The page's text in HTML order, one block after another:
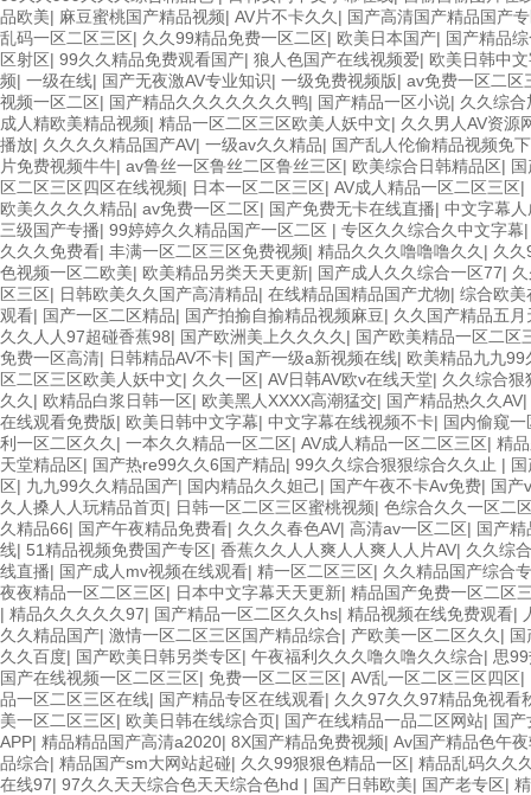
品欧美| 麻豆蜜桃国产精品视频| AV片不卡久久 | 国产高清国产精品国产
乱码一区二区三区| 久久99精品免费一区二区| 欧美日本国产| 国产精品
区射区| 99久久精品免费观看国产| 狼人色国产在线视频爱| 欧美日韩中
频| 一级在线| 国产无夜激AV专业知识| 一级免费视频版| av免费一区二区
视频一区二区| 国产精品久久久久久久久鸭| 国产精品一区小说| 久久综
成人精欧美精品视频| 精品一区二区三区欧美人妖中文| 久久男人AV资源
播放| 久久久久精品国产AV| 一级av久久精品| 国产乱人伦偷精品视频免
片免费视频牛牛| av鲁丝一区鲁丝二区鲁丝三区| 欧美综合日韩精品区|
区二区三区四区在线视频| 日本一区二区三区| AV成人精品一区二区三区|
欧美久久久久精品| av免费一区二区| 国产免费无卡在线直播| 中文字幕人
三级国产专播| 99婷婷久久精品国产一区二区 | 专区久久综合久中文字幕
久久久免费看| 丰满一区二区三区免费视频| 精品久久久噜噜噜久久 | 久久
色视频一区二欧美| 欧美精品另类天天更新| 国产成人久久综合一区77|
区三区| 日韩欧美久久国产高清精品| 在线精品国精品国产尤物| 综合欧美
观看| 国产一区二区精品| 国产拍揄自揄精品视频麻豆| 久久国产精品五月
久久人人97超碰香蕉98| 国产欧洲美上久久久久 | 国产欧美精品一区二区
免费一区高清| 日韩精品AV不卡| 国产一级a新视频在线| 欧美精品九九
区二区三区欧美人妖中文| 久久一区| AV日韩AV欧v在线天堂| 久久综合狠
久久 | 欧精品白浆日韩一区| 欧美黑人XXXX高潮猛交| 国产精品热久久AV|
在线观看免费版| 欧美日韩中文字幕| 中文字幕在线视频不卡| 国内偷窥
利一区二区久久 | 一本久久精品一区二区| AV成人精品一区二区三区| 精
天堂精品区| 国产热re99久久6国产精品| 99久久综合狠狠综合久久止 |
区| 九九99久久精品国产| 国内精品久久妲己| 国产午夜不卡Av免费| 国产
久人搡人人玩精品首页| 日韩一区二区三区蜜桃视频| 色综合久久一区二
久精品66| 国产午夜精品免费看| 久久久春色AV| 高清av一区二区| 国产
线| 51精品视频免费国产专区| 香蕉久久人人爽人人爽人人片AV| 久久综
线直播| 国产成人mv视频在线观看| 精一区二区三区| 久久精品国产综合
夜夜精品一区二区三区| 日本中文字幕天天更新| 精品国产免费一区二区
| 精品久久久久久97| 国产精品一区二区久久hs| 精品视频在线免费观看|
久久精品国产| 激情一区二区三区国产精品综合| 产欧美一区二区久久 |
久久百度| 国产欧美日韩另类专区| 午夜福利久久久噜久噜久久综合| 思
国产在线视频一区二区三区| 免费一区二区三区| AV乱一区二区三区四区|
品一区二区三区在线| 国产精品专区在线观看| 久久97久久97精品免视看
美一区二区三区| 欧美日韩在线综合页| 国产在线精品一品二区网站| 国
APP| 精品精品国产高清a2020| 8X国产精品免费视频| Av国产精品色午
品综合| 精品国产sm大网站起碰| 久久99狠狠色精品一区| 精品乱码久久
在线97| 97久久天天综合色天天综合色hd | 国产日韩欧美| 国产老专区|